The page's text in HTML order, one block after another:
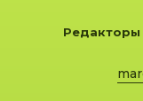
Редакторы